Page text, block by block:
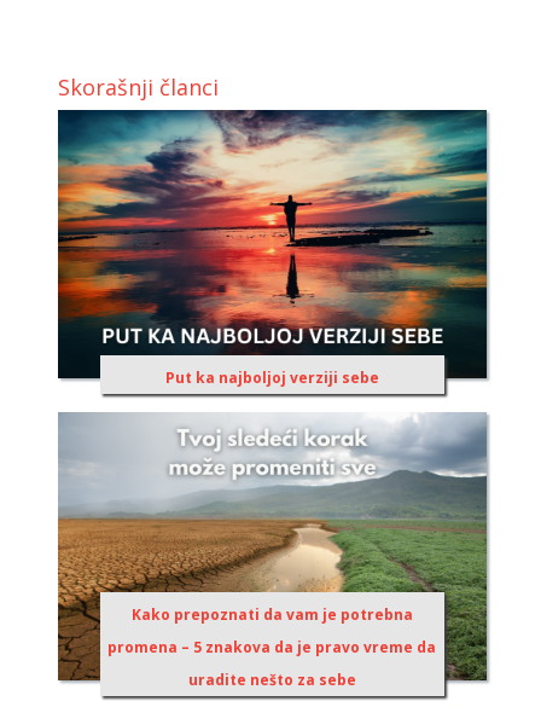
Skorašnji članci
Put ka najboljoj verziji sebe
Kako prepoznati da vam je potrebna
promena – 5 znakova da je pravo vreme da
uradite nešto za sebe